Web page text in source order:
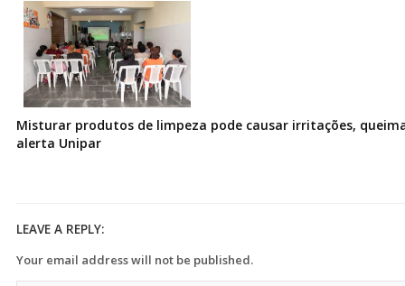
Misturar produtos de limpeza pode causar irritações,
alerta Unipar
LEAVE A REPLY:
Your email address will not be published.